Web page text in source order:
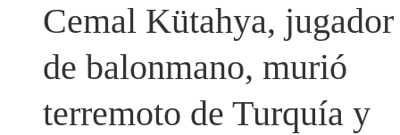
Cemal Kütahya, jugador
de balonmano, murió
terremoto de Turquía y